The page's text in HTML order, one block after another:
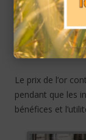
sur le marché
prédire les
La perception
Le prix de l’or
pendant que les
bénéfices et